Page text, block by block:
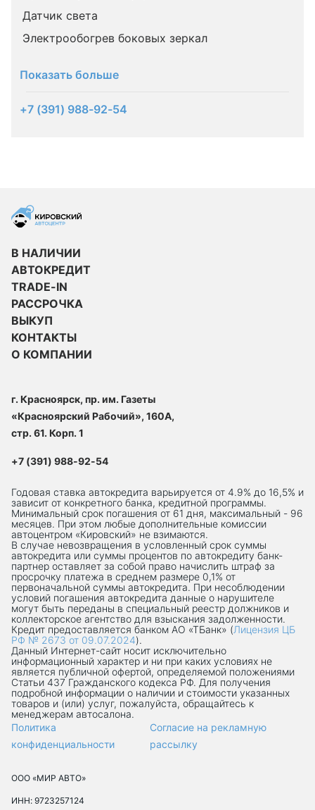
Датчик света
Электрообогрев боковых зеркал
Показать больше
+7 (391) 988-92-54
В НАЛИЧИИ
АВТОКРЕДИТ
TRADE-IN
РАССРОЧКА
ВЫКУП
КОНТАКТЫ
О КОМПАНИИ
г. Красноярск, пр. им. Газеты
«Красноярский Рабочий», 160А,
стр. 61. Корп. 1
+7 (391) 988-92-54
Годовая ставка автокредита варьируется от 4.9% до 16,5% и
зависит от конкретного банка, кредитной программы.
Минимальный срок погашения от 61 дня, максимальный - 96
месяцев. При этом любые дополнительные комиссии
автоцентром «Кировский» не взимаются.
В случае невозвращения в условленный срок суммы
автокредита или суммы процентов по автокредиту банк-
партнер оставляет за собой право начислить штраф за
просрочку платежа в среднем размере 0,1% от
первоначальной суммы автокредита. При несоблюдении
условий погашения автокредита данные о нарушителе
могут быть переданы в специальный реестр должников и
коллекторское агентство для взыскания задолженности.
Кредит предоставляется банком АО «ТБанк» (Лицензия ЦБ
РФ № 2673 от 09.07.2024).
Данный Интернет-сaйт носит исключительно
информационный характер и ни при каких условиях не
является публичной офертой, определяемой положениями
Статьи 437 Гражданского кодекса РФ. Для получения
подробной информации о наличии и стоимости указанных
товаров и (или) услуг, пожалуйста, обращайтесь к
менеджерам автосалона.
Политика
конфиденциальности
Согласие на рекламную
рассылку
ООО «МИР АВТО»
ИНН: 9723257124